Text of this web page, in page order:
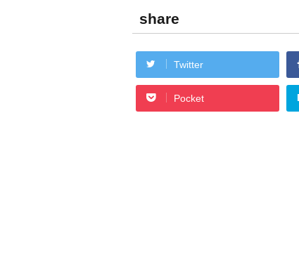
share
Twitter
Pocket